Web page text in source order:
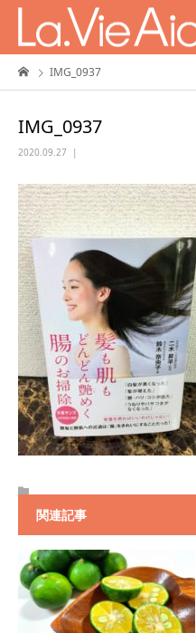
IMG_0937
IMG_0937
2020.09.27
関連記事